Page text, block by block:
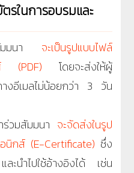
รในการอบรมและ
มมนา จะเป็นรูปแบบไฟล์
(PDF) โดยจะส่งให้ผู้
างอีเมลไม่น้อยกว่า 3 วัน
วมสัมมนา จะจัดส่งในรูป
นิกส์ (E-Certificate) ซึ่ง
ะนำไปใช้อ้างอิงได้ เช่น